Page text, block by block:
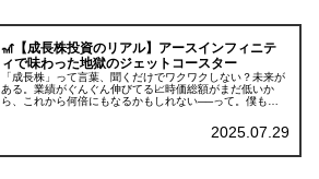
🎢【成長株投資のリアル】アースインフィニテ
ィで味わった地獄のジェットコースター
「成長株」って言葉、聞くだけでワクワクしない？未来が
ある。業績がぐんぐん伸びてる📈時価総額がまだ低いか
ら、これから何倍にもなるかもしれない──って。僕も、
2025.07.29